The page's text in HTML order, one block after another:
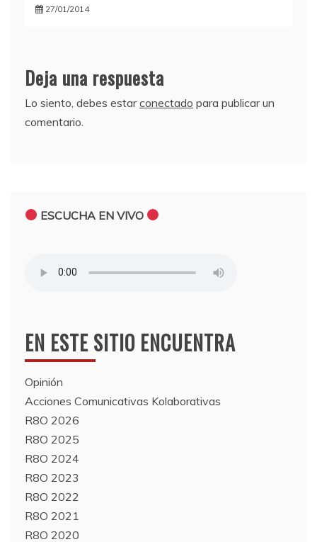
27/01/2014
Deja una respuesta
Lo siento, debes estarconectado para publicar un
comentario.
ESCUCHA EN VIVO
EN ESTE SITIO ENCUENTRA
Opinión
Acciones Comunicativas Kolaborativas
R8O 2026
R8O 2025
R8O 2024
R8O 2023
R8O 2022
R8O 2021
R8O 2020